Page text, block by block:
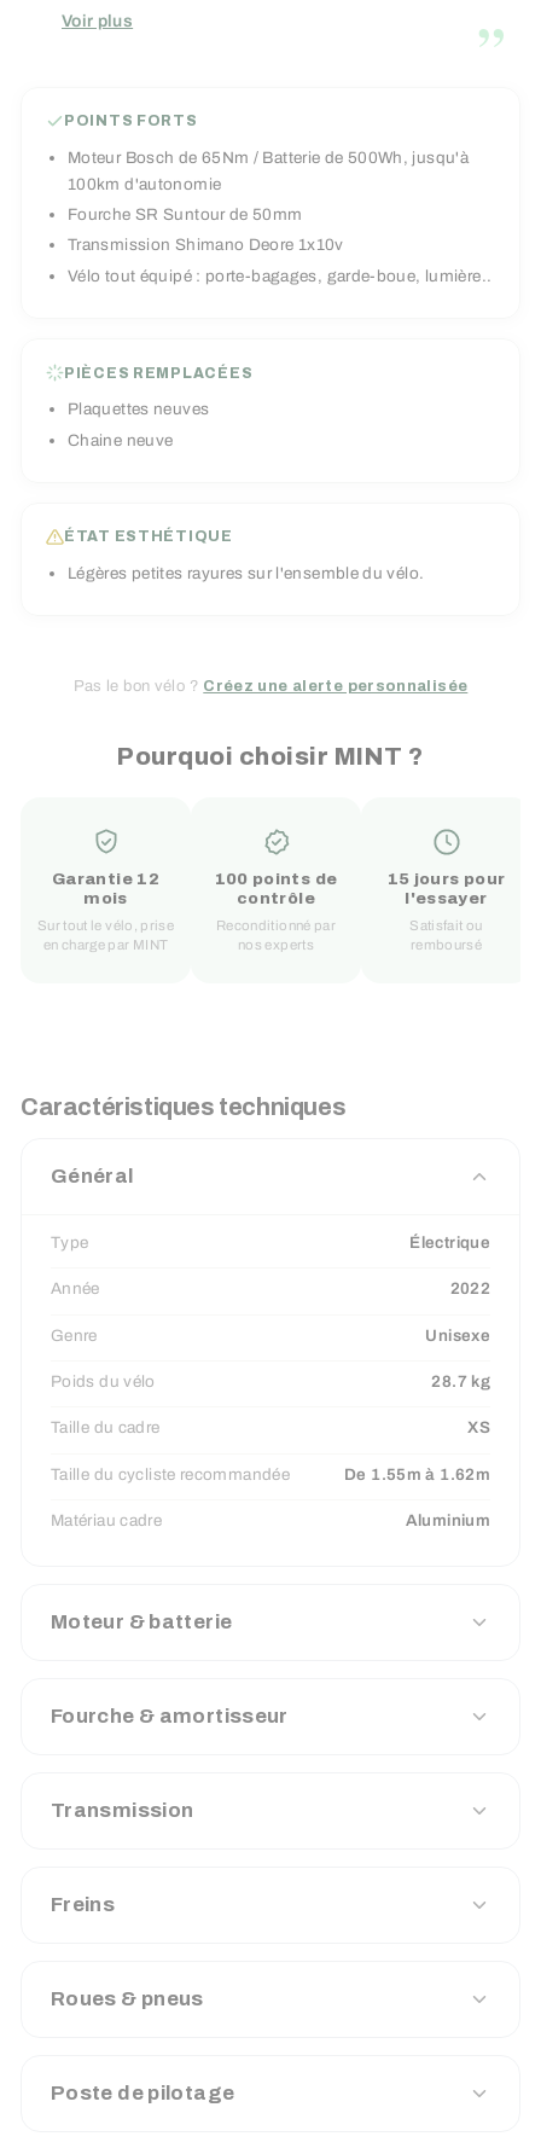
une autonomie généreuse pour rouler l’esprit
suspension avant, il est prêt à vous
Stylé, pratique, et prêt à partir : il ne lui manque
plus que vous.
Voir plus ”
POINTS FORTS
Moteur Bosch de 65Nm / Batterie de 500Wh, jusqu'à
100km d'autonomie
Fourche SR Suntour de 50mm
Transmission Shimano Deore 1x10v
Vélo tout équipé : porte-bagages, garde-boue, lumière..
PIÈCES REMPLACÉES
Plaquettes neuves
Chaine neuve
ÉTAT ESTHÉTIQUE
Légères petites rayures sur l'ensemble du vélo.
Pas le bon vélo ? Créez une alerte personnalisée
Pourquoi choisir MINT ?
Garantie 12
mois
Sur tout le vélo, prise
en charge par MINT
100 points de
contrôle
Reconditionné par
nos experts
15 jours pour
l'essayer
Satisfait ou
remboursé
Caractéristiques techniques
Général
Type Électrique
Année 2022
Genre Unisexe
Poids du vélo 28.7 kg
Taille du cadre XS
Taille du cycliste recommandée De 1.55m à 1.62m
Matériau cadre Aluminium
Moteur & batterie
Fourche & amortisseur
Transmission
Freins
Roues & pneus
Poste de pilotage